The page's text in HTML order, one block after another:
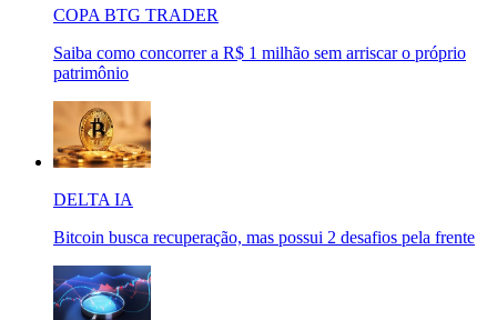
COPA BTG TRADER
Saiba como concorrer a R$ 1 milhão sem arriscar o próprio
patrimônio
DELTA IA
Bitcoin busca recuperação, mas possui 2 desafios pela frente